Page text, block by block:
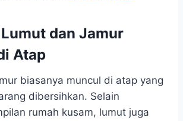
dan Jamur
Atap
biasanya muncul di atap yang
dibersihkan. Selain
rumah kusam, lumut juga